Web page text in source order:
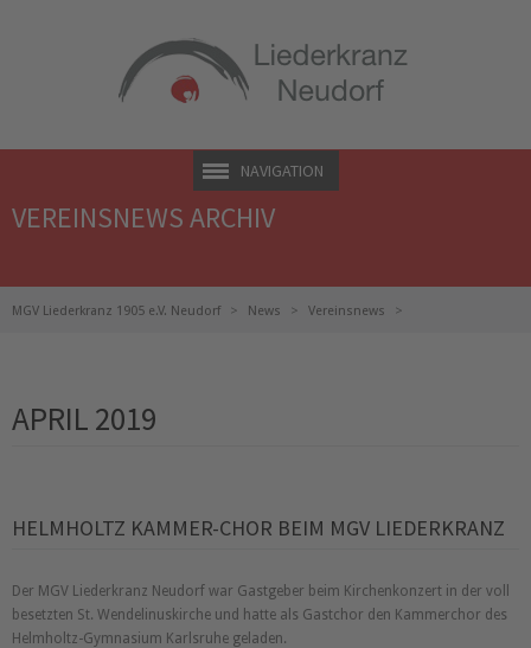
NAVIGATION
VEREINSNEWS ARCHIV
MGV Liederkranz 1905 e.V. Neudorf News Vereinsnews
APRIL 2019
HELMHOLTZ KAMMER-CHOR BEIM MGV LIEDERKRANZ
Der MGV Liederkranz Neudorf war Gastgeber beim Kirchenkonzert in der voll
besetzten St. Wendelinuskirche und hatte als Gastchor den Kammerchor des
Helmholtz-Gymnasium Karlsruhe geladen.